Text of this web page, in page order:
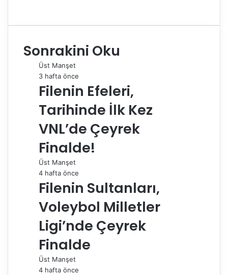
c
b
o
n
e
d
m
r
n
e
r
d
i
t
a
s
A
p
p
l
g
r
a
m
P
s
t
a
i
l
y
l
ş
z
ı
r
Sonrakini Oku
Üst Manşet
3 hafta önce
Filenin Efeleri,
Tarihinde İlk Kez
VNL’de Çeyrek
Finalde!
Üst Manşet
4 hafta önce
Filenin Sultanları,
Voleybol Milletler
Ligi’nde Çeyrek
Finalde
Üst Manşet
4 hafta önce